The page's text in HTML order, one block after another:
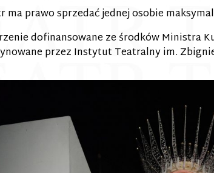
ma prawo sprzedać jednej osobie
dofinansowane ze środków Ministra
przez Instytut Teatralny im.